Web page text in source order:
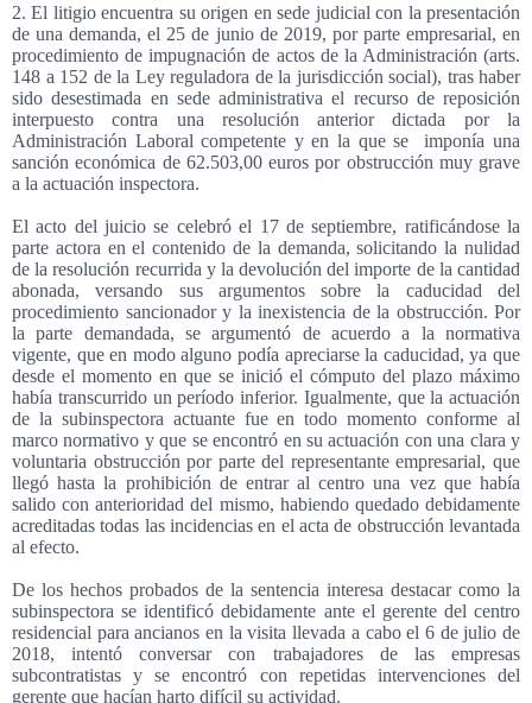
2. El litigio encuentra su origen en sede judicial con la presentación
de una demanda, el 25 de junio de 2019, por parte empresarial, en
procedimiento de impugnación de actos de la Administración (arts.
148 a 152 de la Ley reguladora de la jurisdicción social), tras haber
sido desestimada en sede administrativa el recurso de reposición
interpuesto contra una resolución anterior dictada por la
Administración Laboral competente y en la que se
imponía una
sanción económica de 62.503,00 euros por obstrucción muy grave
a la actuación inspectora.
El acto del juicio se celebró el 17 de septiembre, ratificándose la
parte actora en el contenido de la demanda, solicitando la nulidad
de la resolución recurrida y la devolución del importe de la cantidad
abonada, versando sus argumentos sobre la caducidad del
procedimiento sancionador y la inexistencia de la obstrucción. Por
la parte demandada, se argumentó de acuerdo a la normativa
vigente, que en modo alguno podía apreciarse la caducidad, ya que
desde el momento en que se inició el cómputo del plazo máximo
había transcurrido un período inferior. Igualmente, que la actuación
de la subinspectora actuante fue en todo momento conforme al
marco normativo y que se encontró en su actuación con una clara y
voluntaria obstrucción por parte del representante empresarial, que
llegó hasta la prohibición de entrar al centro una vez que había
salido con anterioridad del mismo, habiendo quedado debidamente
acreditadas todas las incidencias en el acta de obstrucción levantada
al efecto.
De los hechos probados de la sentencia interesa destacar como la
subinspectora se identificó debidamente ante el gerente del centro
residencial para ancianos en la visita llevada a cabo el 6 de julio de
2018, intentó conversar con trabajadores de las empresas
subcontratistas y se encontró con repetidas intervenciones del
gerente que hacían harto difícil su actividad.